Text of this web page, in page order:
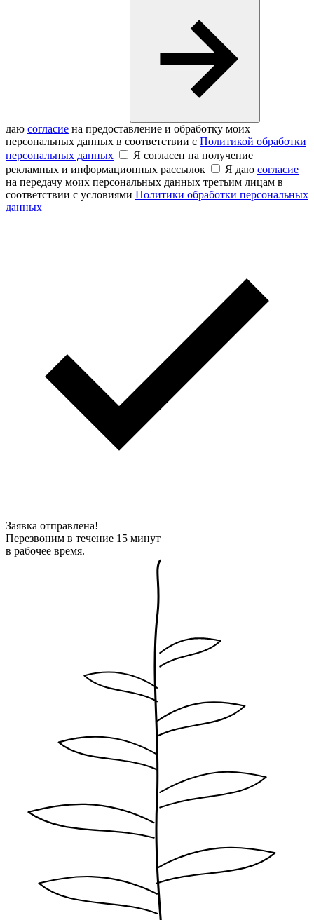
даю согласие на предоставление и обработку моих
персональных данных в соответствии с Политикой обработки
персональных данных
Я согласен на получение
рекламных и информационных рассылок
Я даю согласие
на передачу моих персональных данных третьим лицам в
соответствии с условиями Политики обработки персональных
данных
Заявка отправлена!
Перезвоним в течение 15 минут
в рабочее время.